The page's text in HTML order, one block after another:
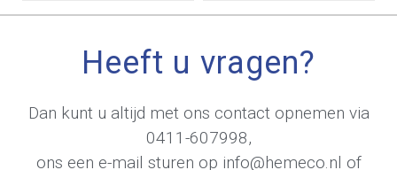
Heeft u vragen?
Dan kunt u altijd met ons contact opnemen via
0411-607998,
ons een e-mail sturen op info@hemeco.nl of